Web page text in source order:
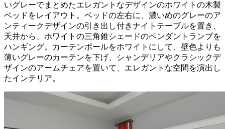
いグレーでまとめたエレガントなデザインのホワイトの木製
ベッドをレイアウト。ベッドの左右に、濃いめのグレーのア
ンティークデザインの引き出し付きナイトテーブルを置き、
天井から、ホワイトの三角錐シェードのペンダントランプを
ハンギング。カーテンポールをホワイトにして、壁色よりも
薄いグレーのカーテンを下げ、シャンデリアやクラシックデ
ザインのアームチェアを置いて、エレガントな空間を演出し
たインテリア。